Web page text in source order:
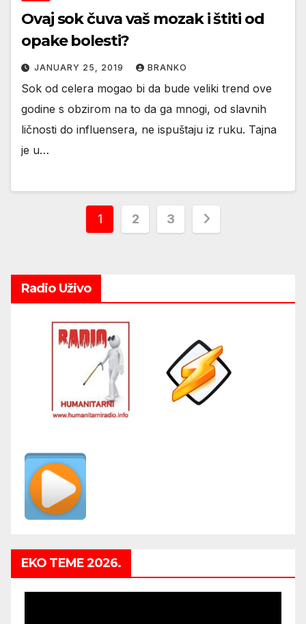
Ovaj sok čuva vaš mozak i štiti od
opake bolesti?
JANUARY 25, 2019 BRANKO
Sok od celera mogao bi da bude veliki trend ove
godine s obzirom na to da ga mnogi, od slavnih
ličnosti do influensera, ne ispuštaju iz ruku. Tajna
je u…
Posts
1 2 3
Radio Uživo
EKO TEME 2026.